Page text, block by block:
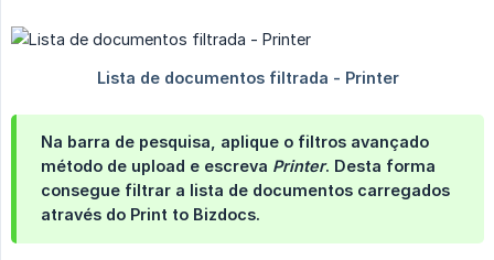
Na barra de pesquisa, aplique o filtros avançado
método de upload e escreva Printer. Desta forma
consegue filtrar a lista de documentos carregados
através do Print to Bizdocs.